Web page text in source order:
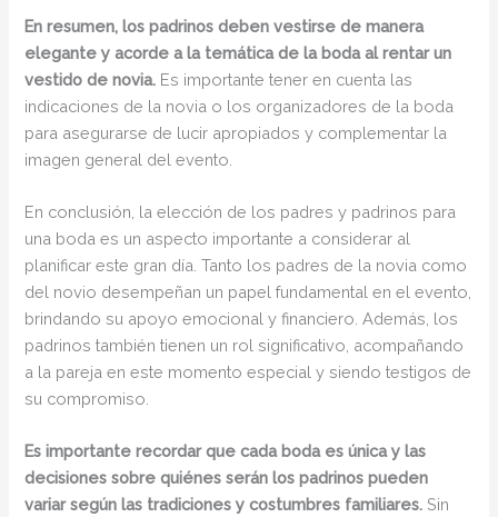
En resumen, los padrinos deben vestirse de manera
elegante y acorde a la temática de la boda al rentar un
vestido de novia. Es importante tener en cuenta las
indicaciones de la novia o los organizadores de la boda
para asegurarse de lucir apropiados y complementar la
imagen general del evento.
En conclusión, la elección de los padres y padrinos para
una boda es un aspecto importante a considerar al
planificar este gran día. Tanto los padres de la novia como
del novio desempeñan un papel fundamental en el evento,
brindando su apoyo emocional y financiero. Además, los
padrinos también tienen un rol significativo, acompañando
a la pareja en este momento especial y siendo testigos de
su compromiso.
Es importante recordar que cada boda es única y las
decisiones sobre quiénes serán los padrinos pueden
variar según las tradiciones y costumbres familiares. Sin